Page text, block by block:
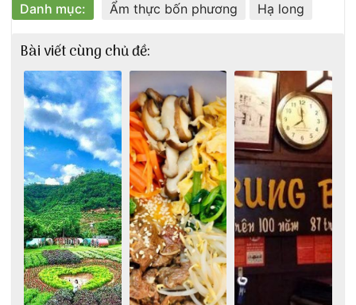
Danh mục: Ẩm thực bốn phương Hạ long
Bài viết cùng chủ đề: